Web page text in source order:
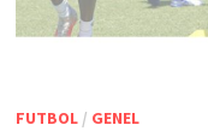
FUTBOL/ GENEL